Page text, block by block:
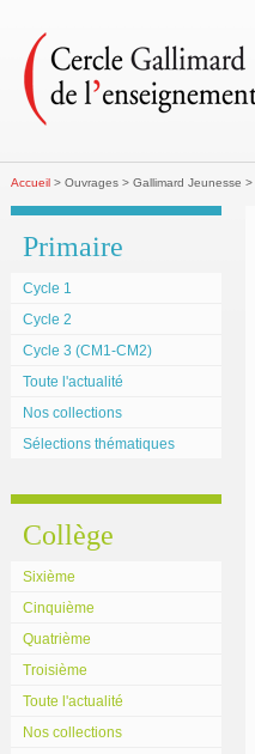
Accueil > Ouvrages > Gallimard Jeunesse >
Primaire
Cycle 1
Cycle 2
Cycle 3 (CM1-CM2)
Toute l'actualité
Nos collections
Sélections thématiques
Collège
Sixième
Cinquième
Quatrième
Troisième
Toute l'actualité
Nos collections